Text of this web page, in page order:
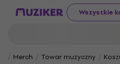
Wszystkie
Merch Towar muzyczny